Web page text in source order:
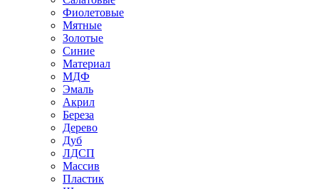
Фиолетовые
Мятные
Золотые
Синие
Материал
МДФ
Эмаль
Акрил
Береза
Дерево
Дуб
ЛДСП
Массив
Пластик